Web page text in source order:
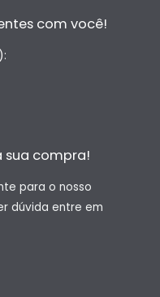
com você!
sua compra!
para o nosso
dúvida entre em